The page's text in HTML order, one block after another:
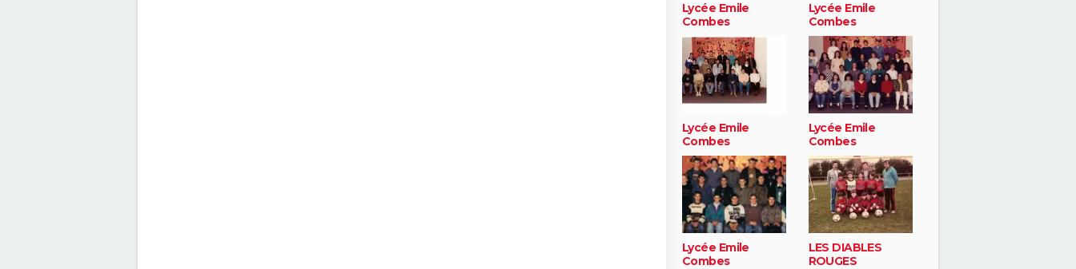
Lycée Emile
Combes
Lycée Emile
Combes
Lycée Emile
Combes
Lycée Emile
Combes
Lycée Emile
Combes
LES DIABLES
ROUGES